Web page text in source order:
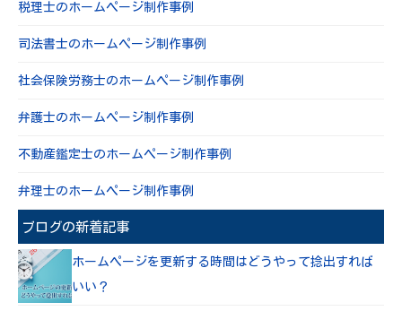
税理士のホームページ制作事例
司法書士のホームページ制作事例
社会保険労務士のホームページ制作事例
弁護士のホームページ制作事例
不動産鑑定士のホームページ制作事例
弁理士のホームページ制作事例
ブログの新着記事
ホームページを更新する時間はどうやって捻出すれば
いい？